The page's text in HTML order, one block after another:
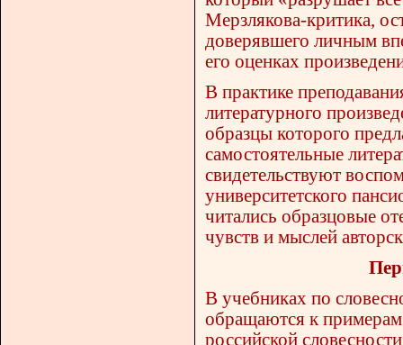
Мерзлякова-критика,
доверявшего личным
его оценках
В практике
литературного
образцы которого
самостоятельные
свидетельствуют
университетского
читались образцовые
чувств и мыслей
В учебниках по
обращаются к примерам
российской